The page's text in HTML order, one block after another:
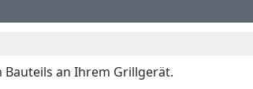
an Ihrem Grillgerät.